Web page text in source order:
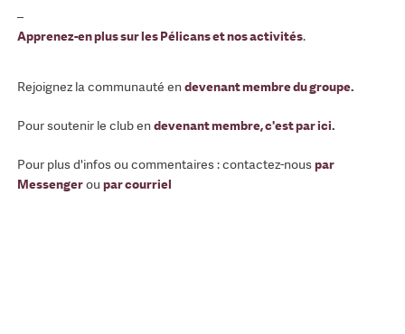
–
Apprenez-en plus sur les Pélicans et nos activités.
Rejoignez la communauté endevenant membre du groupe.
Pour soutenir le club endevenant membre, c'est par ici.
Pour plus d'infos ou commentaires : contactez-nouspar
Messengerou par courriel